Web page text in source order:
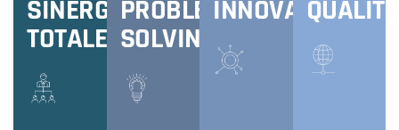
SINERGIA
TOTALE
PROBLEM
SOLVING
INNOVAZIONE
QUALITÀ